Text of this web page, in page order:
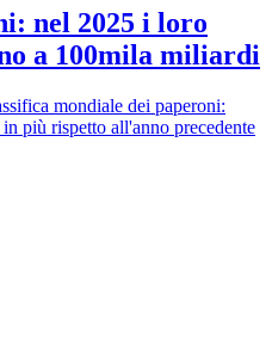
nel 2025 i loro
a 100mila miliardi
mondiale dei paperoni:
più rispetto all'anno precedente